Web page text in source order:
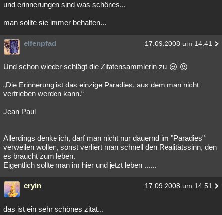
und erinnerungen sind was schönes...
man sollte sie immer behalten...
elfenpfad 17.09.2008 um 14:41
Und schon wieder schlägt die Zitatensammlerin zu
„Die Erinnerung ist das einzige Paradies, aus dem man nicht
vertrieben werden kann.“
Jean Paul
Allerdings denke ich, darf man nicht nur dauernd im "Paradies"
verweilen wollen, sonst verliert man schnell den Realitätssinn, den
es braucht zum leben.
Eigentlich sollte man im hier und jetzt leben ......
cryin 17.09.2008 um 14:51
das ist ein sehr schönes zitat...